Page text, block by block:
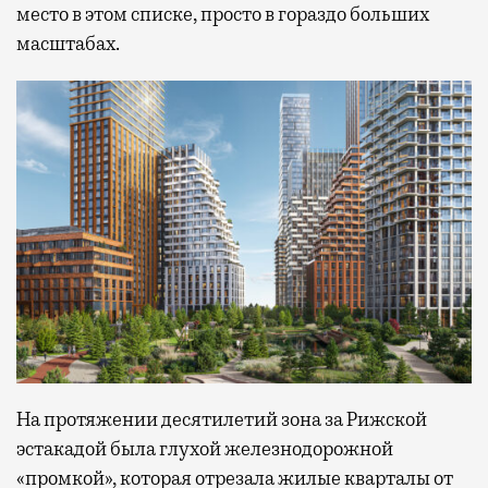
место в этом списке, просто в гораздо больших
масштабах.
На протяжении десятилетий зона за Рижской
эстакадой была глухой железнодорожной
«промкой», которая отрезала жилые кварталы от